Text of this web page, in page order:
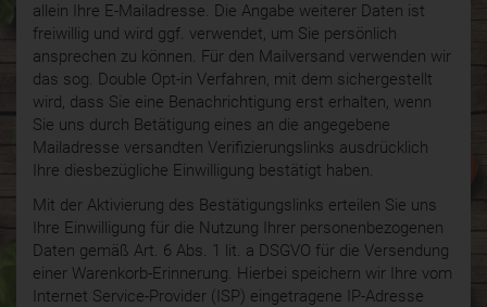
allein Ihre E-Mailadresse. Die Angabe weiterer Daten ist
freiwillig und wird ggf. verwendet, um Sie persönlich
ansprechen zu können. Für den Mailversand verwenden wir
das sog. Double Opt-in Verfahren, mit dem sichergestellt
wird, dass Sie eine Benachrichtigung erst erhalten, wenn
Sie uns durch Betätigung eines an die angegebene
Mailadresse versandten Verifizierungslinks ausdrücklich
Ihre diesbezügliche Einwilligung bestätigt haben.
Mit der Aktivierung des Bestätigungslinks erteilen Sie uns
Ihre Einwilligung für die Nutzung Ihrer personenbezogenen
Daten gemäß Art. 6 Abs. 1 lit. a DSGVO für die Versendung
einer Warenkorb-Erinnerung. Hierbei speichern wir Ihre vom
Internet Service-Provider (ISP) eingetragene IP-Adresse